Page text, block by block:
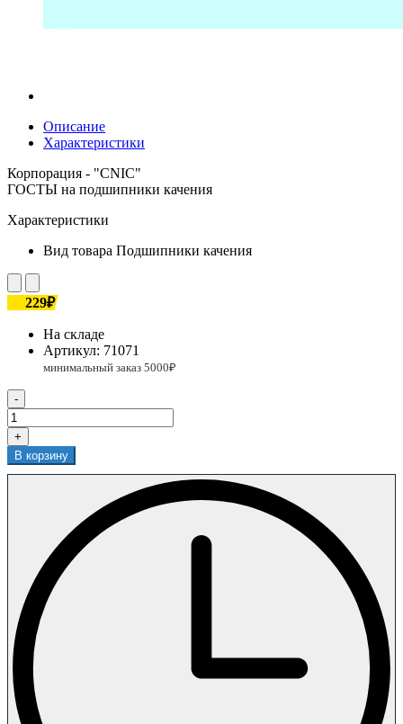
Описание
Характеристики
Корпорация - "CNIC"
ГОСТЫ на подшипники качения
Характеристики
Вид товара Подшипники качения
229₽
На складе
Артикул: 71071
-
+
В корзину